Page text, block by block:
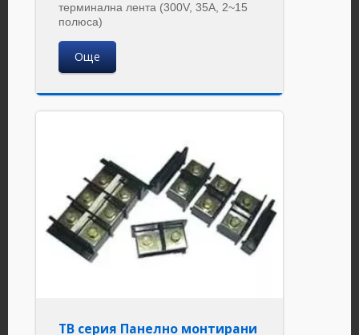
терминална лента (300V, 35A, 2~15
полюса)
Още
TB серия Панелно монтирани